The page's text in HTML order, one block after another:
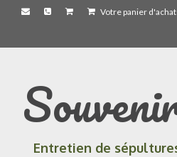
Votre panier
Entretien de